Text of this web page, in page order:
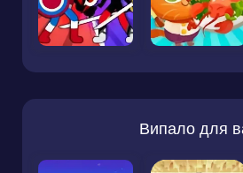
Випало для